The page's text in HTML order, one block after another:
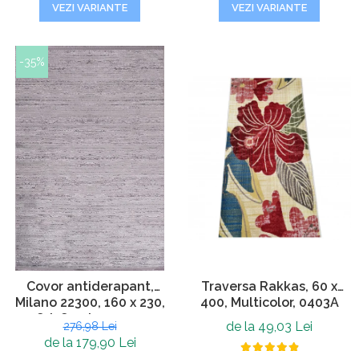
VEZI VARIANTE VEZI VARIANTE
-35%
Covor antiderapant,
Milano 22300, 160 x 230,
Gri, Grosime 4mm
276,98 Lei
de la 179,90 Lei
Traversa Rakkas, 60 x
400, Multicolor, 0403A
de la 49,03 Lei